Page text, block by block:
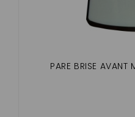
PARE BRISE